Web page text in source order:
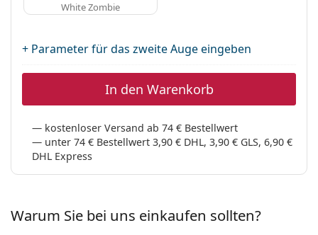
White Zombie
+ Parameter für das zweite Auge eingeben
In den Warenkorb
kostenloser Versand ab 74 € Bestellwert
unter 74 € Bestellwert 3,90 € DHL, 3,90 € GLS, 6,90 €
DHL Express
Warum Sie bei uns einkaufen sollten?